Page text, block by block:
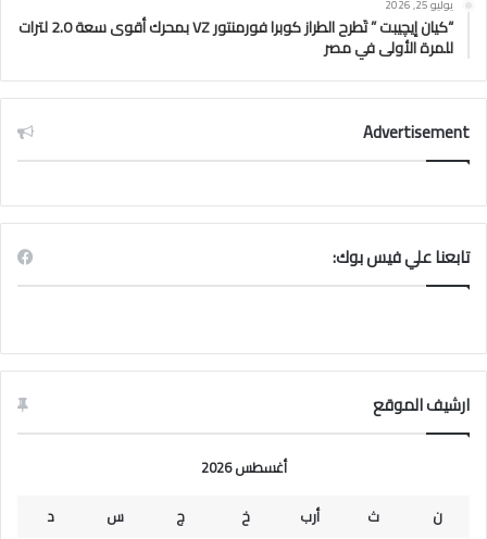
يوليو 25, 2026
“كيان إيچيبت ” تَطرح الطراز كوبرا فورمنتور VZ بمحرك أقوى سعة 2.0 لترات
للمرة الأولى في مصر
Advertisement
تابعنا علي فيس بوك:
ارشيف الموقع
أغسطس 2026
ن
ث أرب خ ج س
د